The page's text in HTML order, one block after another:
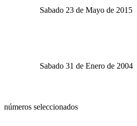
Sabado 23 de Mayo de 2015
Sabado 31 de Enero de 2004
números seleccionados